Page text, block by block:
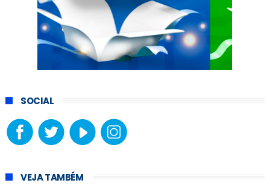
SOCIAL
VEJA TAMBÉM